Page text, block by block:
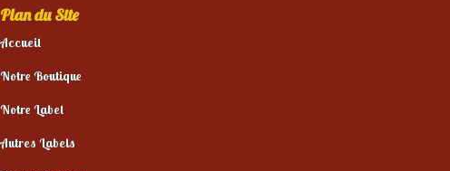
Plan du Site
Accueil
Notre Boutique
Notre Label
Autres Labels